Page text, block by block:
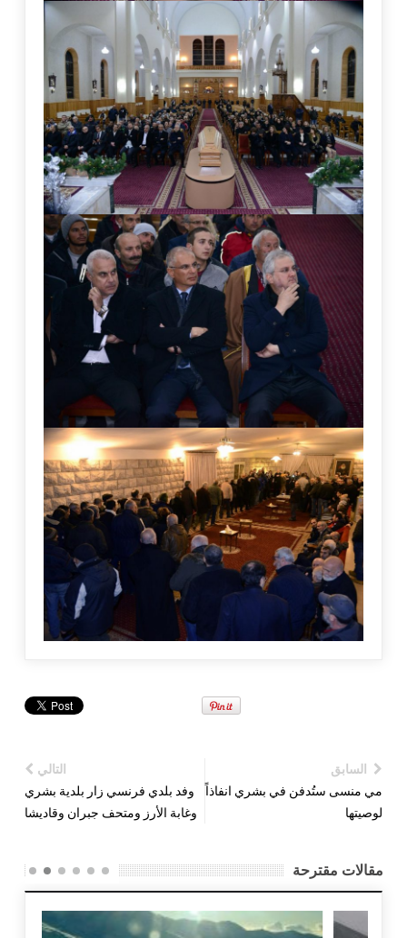
السابق
مي منسى ستُدفن في بشري انفاذاً
لوصيتها
التالي
وفد بلدي فرنسي زار بلدية بشري
وغابة الأرز ومتحف جبران وقاديشا
مقالات مقترحة